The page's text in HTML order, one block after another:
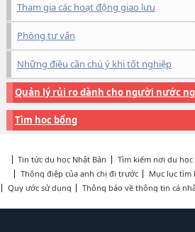
Tham gia các hoạt động giao lưu
Phòng tư vấn
Những điều cần chú ý khi tốt nghiệp
Quản lý rủi ro dành cho người nước
Tìm học bổng
Tin tức du học Nhật Bản Tìm kiếm nơi du học
Thông điệp của anh chị đi trước
Mục lục tìm
Quy ước sử dụng
Thông báo về thông tin cá